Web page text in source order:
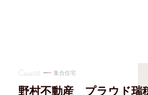
Case35 集合住宅
野村不動産 プラウド瑞